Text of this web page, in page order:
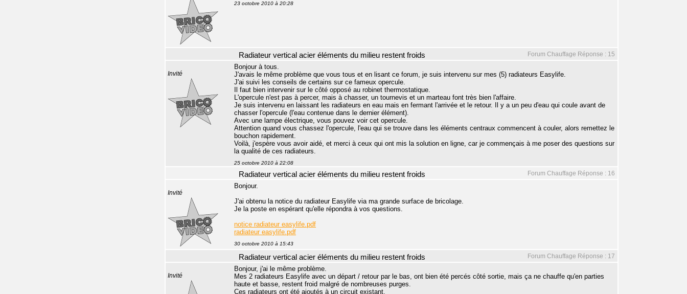
23 octobre 2010 à 20:28
Forum Chauffage Réponse : 15
Radiateur vertical acier éléments du milieu restent froids
Invité
Bonjour à tous.
J'avais le même problème que vous tous et en lisant ce forum, je suis intervenu sur mes (5) radiateurs Easylife.
J'ai suivi les conseils de certains sur ce fameux opercule.
Il faut bien intervenir sur le côté opposé au robinet thermostatique.
L'opercule n'est pas à percer, mais à chasser, un tournevis et un marteau font très bien l'affaire.
Je suis intervenu en laissant les radiateurs en eau mais en fermant l'arrivée et le retour. Il y a un peu d'eau qui coule avant de
chasser l'opercule (l'eau contenue dans le dernier élément).
Avec une lampe électrique, vous pouvez voir cet opercule.
Attention quand vous chassez l'opercule, l'eau qui se trouve dans les éléments centraux commencent à couler, alors remettez le
bouchon rapidement.
Voilà, j'espère vous avoir aidé, et merci à ceux qui ont mis la solution en ligne, car je commençais à me poser des questions sur
la qualité de ces radiateurs.
25 octobre 2010 à 22:08
Forum Chauffage Réponse : 16
Radiateur vertical acier éléments du milieu restent froids
Invité
Bonjour.
J'ai obtenu la notice du radiateur Easylife via ma grande surface de bricolage.
Je la poste en espérant qu'elle répondra à vos questions.
notice radiateur easylife.pdf
radiateur easylife.pdf
30 octobre 2010 à 15:43
Forum Chauffage Réponse : 17
Radiateur vertical acier éléments du milieu restent froids
Invité
Bonjour, j'ai le même problème.
Mes 2 radiateurs Easylife avec un départ / retour par le bas, ont bien été percés côté sortie, mais ça ne chauffe qu'en parties
haute et basse, restent froid malgré de nombreuses purges.
Ces radiateurs ont été ajoutés à un circuit existant.